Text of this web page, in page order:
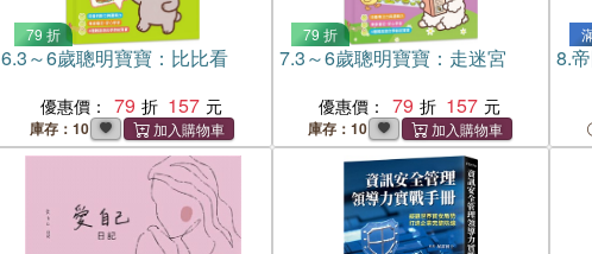
79 折
6.3～6歲聰明寶寶：比比看
優惠價： 79 157
庫存：10
79 折
7.3～6歲聰明寶寶：走迷宮
優惠價： 79 157
庫存：10
8.